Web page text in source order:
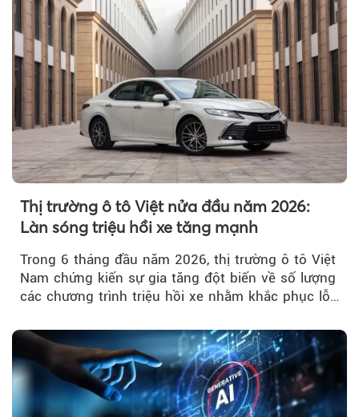
Thị trường ô tô Việt nửa đầu năm 2026:
Làn sóng triệu hồi xe tăng mạnh
Trong 6 tháng đầu năm 2026, thị trường ô tô Việt
Nam chứng kiến sự gia tăng đột biến về số lượng
các chương trình triệu hồi xe nhằm khắc phục lỗi